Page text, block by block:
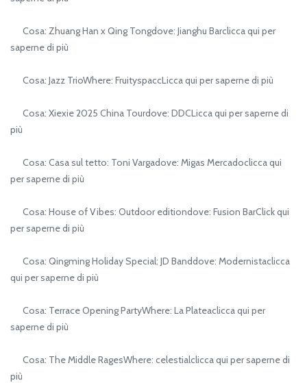
Cosa: Zhuang Han x Qing Tongdove: Jianghu Barclicca qui per
saperne di più
Cosa: Jazz TrioWhere: FruityspaccLicca qui per saperne di più
Cosa: Xiexie 2025 China Tourdove: DDCLicca qui per saperne di
più
Cosa: Casa sul tetto: Toni Vargadove: Migas Mercadoclicca qui
per saperne di più
Cosa: House of Vibes: Outdoor editiondove: Fusion BarClick qui
per saperne di più
Cosa: Qingming Holiday Special: JD Banddove: Modernistaclicca
qui per saperne di più
Cosa: Terrace Opening PartyWhere: La Plateaclicca qui per
saperne di più
Cosa: The Middle RagesWhere: celestialclicca qui per saperne di
più